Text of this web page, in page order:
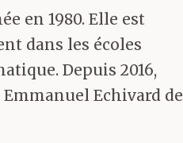
est
de
je
en 1980. Elle est
dans les écoles
Depuis 2016,
Echivard de